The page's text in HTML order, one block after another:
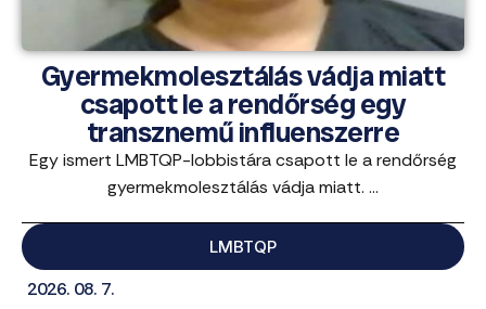
Gyermekmolesztálás vádja miatt
csapott le a rendőrség egy
transznemű influenszerre
Egy ismert LMBTQP-lobbistára csapott le a rendőrség
gyermekmolesztálás vádja miatt. ...
LMBTQP
2026. 08. 7.